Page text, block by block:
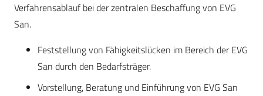
Verfahrensablauf bei der zentralen Beschaffung von EVG
San.
Feststellung von Fähigkeitslücken im Bereich der EVG
San durch den Bedarfsträger.
Vorstellung, Beratung und Einführung von EVG San